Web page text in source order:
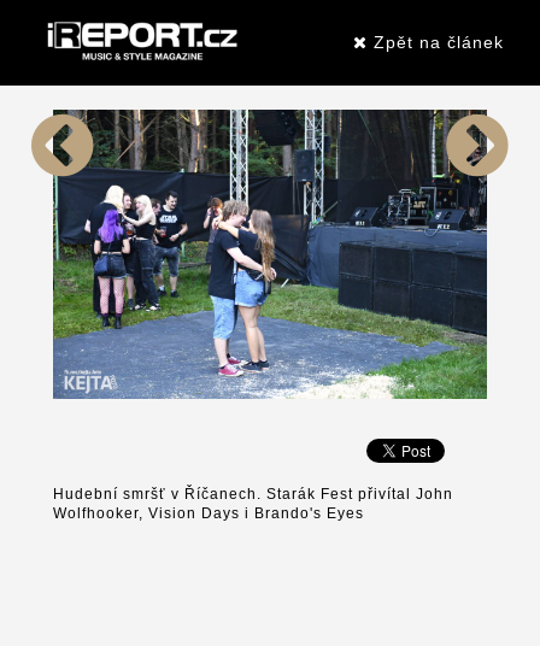
Zpět na článek
Hudební smršť v Říčanech. Starák Fest přivítal John
Wolfhooker, Vision Days i Brando's Eyes